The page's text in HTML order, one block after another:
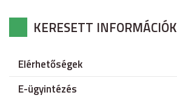
KERESETT INFORMÁCIÓK
Elérhetőségek
E-ügyintézés